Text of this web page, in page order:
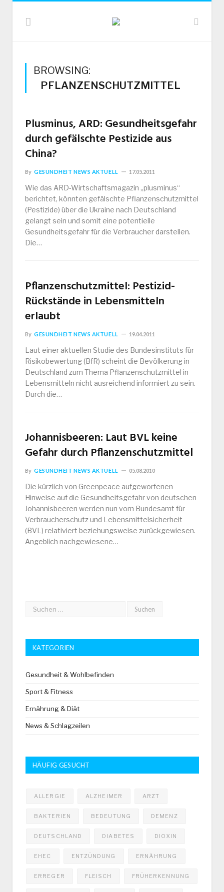
BROWSING:
PFLANZENSCHUTZMITTEL
Plusminus, ARD: Gesundheitsgefahr
durch gefälschte Pestizide aus
China?
By GESUNDHEIT NEWS AKTUELL 17.05.2011
Wie das ARD-Wirtschaftsmagazin „plusminus“
berichtet, könnten gefälschte Pflanzenschutzmittel
(Pestizide) über die Ukraine nach Deutschland
gelangt sein und somit eine potentielle
Gesundheitsgefahr für die Verbraucher darstellen.
Die…
Pflanzenschutzmittel: Pestizid-
Rückstände in Lebensmitteln
erlaubt
By GESUNDHEIT NEWS AKTUELL 19.04.2011
Laut einer aktuellen Studie des Bundesinstituts für
Risikobewertung (BfR) scheint die Bevölkerung in
Deutschland zum Thema Pflanzenschutzmittel in
Lebensmitteln nicht ausreichend informiert zu sein.
Durch die…
Johannisbeeren: Laut BVL keine
Gefahr durch Pflanzenschutzmittel
By GESUNDHEIT NEWS AKTUELL 05.08.2010
Die kürzlich von Greenpeace aufgeworfenen
Hinweise auf die Gesundheitsgefahr von deutschen
Johannisbeeren werden nun vom Bundesamt für
Verbraucherschutz und Lebensmittelsicherheit
(BVL) relativiert beziehungsweise zurückgewiesen.
Angeblich nachgewiesene…
KATEGORIEN
Gesundheit & Wohlbefinden
Sport & Fitness
Ernährung & Diät
News & Schlagzeilen
HÄUFIG GESUCHT
ALLERGIE ALZHEIMER ARZT
BAKTERIEN BEDEUTUNG DEMENZ
DEUTSCHLAND DIABETES DIOXIN
EHEC ENTZÜNDUNG ERNÄHRUNG
ERREGER FLEISCH FRÜHERKENNUNG